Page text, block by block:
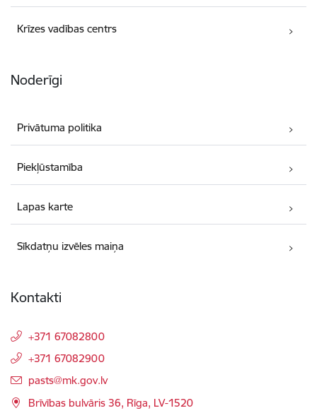
Krīzes vadības centrs
Noderīgi
Privātuma politika
Piekļūstamība
Lapas karte
Sīkdatņu izvēles maiņa
Kontakti
+371 67082800
+371 67082900
E-pasts:
pasts@mk.gov.lv
Brīvības bulvāris 36, Rīga, LV-1520